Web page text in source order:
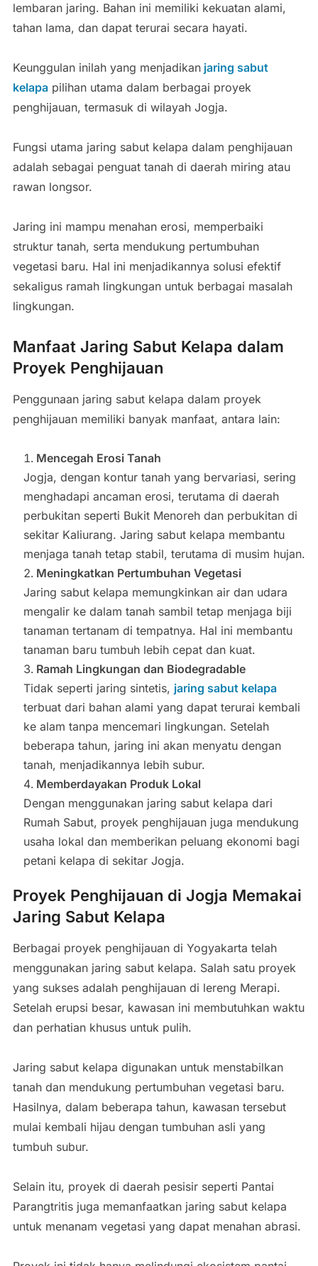
lembaran jaring. Bahan ini memiliki kekuatan alami,
tahan lama, dan dapat terurai secara hayati.
Keunggulan inilah yang menjadikanjaring sabut
kelapapilihan utama dalam berbagai proyek
penghijauan, termasuk di wilayah Jogja.
Fungsi utama jaring sabut kelapa dalam penghijauan
adalah sebagai penguat tanah di daerah miring atau
rawan longsor.
Jaring ini mampu menahan erosi, memperbaiki
struktur tanah, serta mendukung pertumbuhan
vegetasi baru. Hal ini menjadikannya solusi efektif
sekaligus ramah lingkungan untuk berbagai masalah
lingkungan.
Manfaat Jaring Sabut Kelapa dalam
Proyek Penghijauan
Penggunaan jaring sabut kelapa dalam proyek
penghijauan memiliki banyak manfaat, antara lain:
Mencegah Erosi Tanah
Jogja, dengan kontur tanah yang bervariasi, sering
menghadapi ancaman erosi, terutama di daerah
perbukitan seperti Bukit Menoreh dan perbukitan di
sekitar Kaliurang. Jaring sabut kelapa membantu
menjaga tanah tetap stabil, terutama di musim hujan.
Meningkatkan Pertumbuhan Vegetasi
Jaring sabut kelapa memungkinkan air dan udara
mengalir ke dalam tanah sambil tetap menjaga biji
tanaman tertanam di tempatnya. Hal ini membantu
tanaman baru tumbuh lebih cepat dan kuat.
Ramah Lingkungan dan Biodegradable
Tidak seperti jaring sintetis, jaring sabut kelapa
terbuat dari bahan alami yang dapat terurai kembali
ke alam tanpa mencemari lingkungan. Setelah
beberapa tahun, jaring ini akan menyatu dengan
tanah, menjadikannya lebih subur.
Memberdayakan Produk Lokal
Dengan menggunakan jaring sabut kelapa dari
Rumah Sabut, proyek penghijauan juga mendukung
usaha lokal dan memberikan peluang ekonomi bagi
petani kelapa di sekitar Jogja.
Proyek Penghijauan di Jogja Memakai
Jaring Sabut Kelapa
Berbagai proyek penghijauan di Yogyakarta telah
menggunakan jaring sabut kelapa. Salah satu proyek
yang sukses adalah penghijauan di lereng Merapi.
Setelah erupsi besar, kawasan ini membutuhkan waktu
dan perhatian khusus untuk pulih.
Jaring sabut kelapa digunakan untuk menstabilkan
tanah dan mendukung pertumbuhan vegetasi baru.
Hasilnya, dalam beberapa tahun, kawasan tersebut
mulai kembali hijau dengan tumbuhan asli yang
tumbuh subur.
Selain itu, proyek di daerah pesisir seperti Pantai
Parangtritis juga memanfaatkan jaring sabut kelapa
untuk menanam vegetasi yang dapat menahan abrasi.